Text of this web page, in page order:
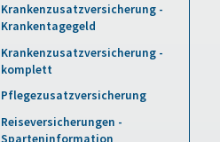
Krankenzusatzversicherung -
Krankentagegeld
Krankenzusatzversicherung -
komplett
Pflegezusatzversicherung
Reiseversicherungen -
Sparteninformation